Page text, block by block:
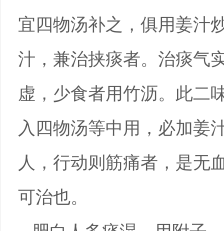
宜四物汤补之，俱用姜汁
汁，兼治挟痰者。治痰气
虚，少食者用竹沥。此二
入四物汤等中用，必加姜
人，行动则筋痛者，是无
可治也。